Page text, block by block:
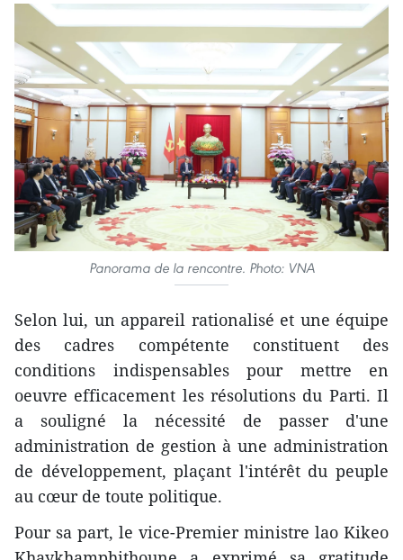
Panorama de la rencontre. Photo: VNA
Selon lui, un appareil rationalisé et une équipe
des cadres compétente constituent des
conditions indispensables pour mettre en
oeuvre efficacement les résolutions du Parti. Il
a souligné la nécessité de passer d'une
administration de gestion à une administration
de développement, plaçant l'intérêt du peuple
au cœur de toute politique.
Pour sa part, le vice-Premier ministre lao Kikeo